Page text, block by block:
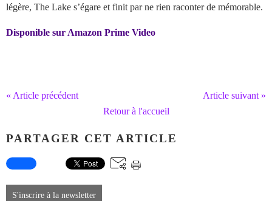
légère, The Lake s’égare et finit par ne rien raconter de mémorable.
Disponible sur Amazon Prime Video
« Article précédent
Article suivant »
Retour à l'accueil
PARTAGER CET ARTICLE
S'inscrire à la newsletter